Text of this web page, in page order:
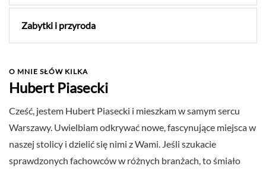
Zabytki i przyroda
O MNIE SŁÓW KILKA
Hubert Piasecki
Cześć, jestem Hubert Piasecki i mieszkam w samym sercu
Warszawy. Uwielbiam odkrywać nowe, fascynujące miejsca w
naszej stolicy i dzielić się nimi z Wami. Jeśli szukacie
sprawdzonych fachowców w różnych branżach, to śmiało